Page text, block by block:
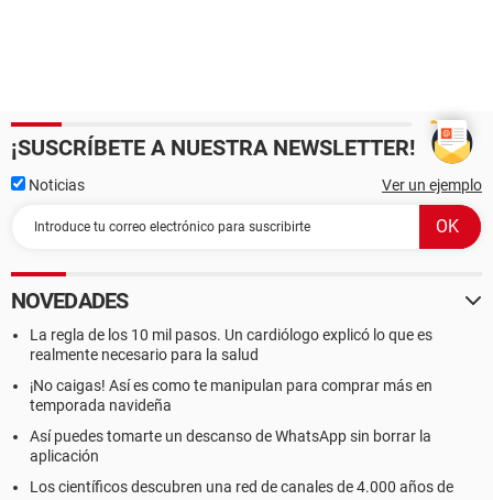
¡SUSCRÍBETE A NUESTRA NEWSLETTER!
Noticias Ver un ejemplo
NOVEDADES
La regla de los 10 mil pasos. Un cardiólogo explicó lo que es
realmente necesario para la salud
¡No caigas! Así es como te manipulan para comprar más en
temporada navideña
Así puedes tomarte un descanso de WhatsApp sin borrar la
aplicación
Los científicos descubren una red de canales de 4.000 años de